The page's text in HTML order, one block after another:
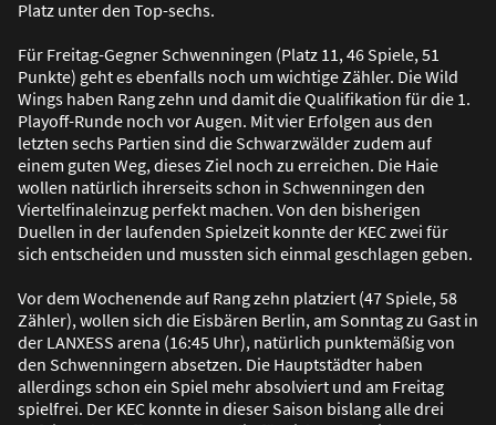
Platz unter den Top-sechs.
Für Freitag-Gegner Schwenningen (Platz 11, 46 Spiele, 51
Punkte) geht es ebenfalls noch um wichtige Zähler. Die Wild
Wings haben Rang zehn und damit die Qualifikation für die 1.
Playoff-Runde noch vor Augen. Mit vier Erfolgen aus den
letzten sechs Partien sind die Schwarzwälder zudem auf
einem guten Weg, dieses Ziel noch zu erreichen. Die Haie
wollen natürlich ihrerseits schon in Schwenningen den
Viertelfinaleinzug perfekt machen. Von den bisherigen
Duellen in der laufenden Spielzeit konnte der KEC zwei für
sich entscheiden und mussten sich einmal geschlagen geben.
Vor dem Wochenende auf Rang zehn platziert (47 Spiele, 58
Zähler), wollen sich die Eisbären Berlin, am Sonntag zu Gast in
der LANXESS arena (16:45 Uhr), natürlich punktemäßig von
den Schwenningern absetzen. Die Hauptstädter haben
allerdings schon ein Spiel mehr absolviert und am Freitag
spielfrei. Der KEC konnte in dieser Saison bislang alle drei